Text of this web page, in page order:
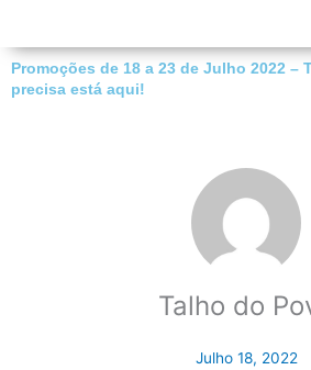
content
Promoções de 18 a 23 de Julho 2022 –
precisa está aqui!
Talho do
Julho 18, 2022